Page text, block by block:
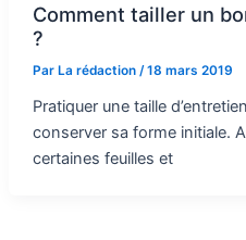
Comment tailler un
?
Par La rédaction /18 mars 2019
Pratiquer une taille
conserver sa forme initiale.
certaines feuilles et